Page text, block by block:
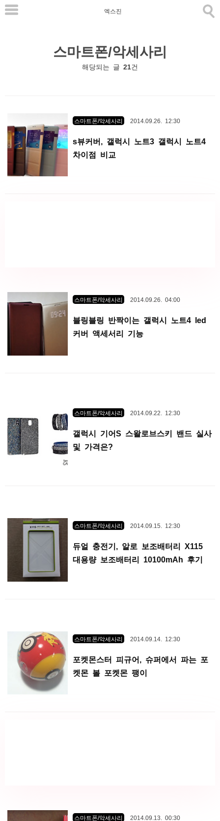
본
엑스진
스마트폰/악세사리
해당되는 글 21 건
스마트폰/악세사리 2014.09.26. 12:30
s뷰커버, 갤럭시 노트3 갤럭시 노트4
차이점 비교
스마트폰/악세사리 2014.09.26. 04:00
블링블링 반짝이는 갤럭시 노트4 led
커버 액세서리 기능
스마트폰/악세사리 2014.09.22. 12:30
갤럭시 기어S 스왈로브스키 밴드 실사
및 가격은?
스마트폰/악세사리 2014.09.15. 12:30
듀얼 충전기, 알로 보조배터리 X115
대용량 보조배터리 10100mAh 후기
스마트폰/악세사리 2014.09.14. 12:30
포켓몬스터 피규어, 슈퍼에서 파는 포
켓몬 볼 포켓몬 팽이
스마트폰/악세사리 2014.09.13. 00:30